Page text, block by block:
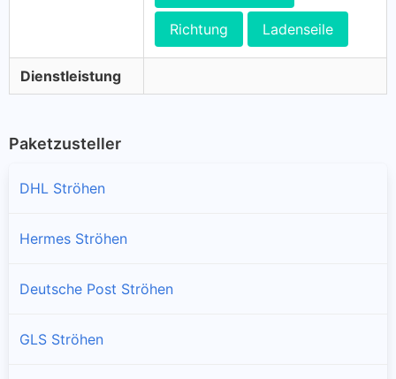
Richtung Ladenseile
Dienstleistung
Paketzusteller
DHL Ströhen
Hermes Ströhen
Deutsche Post Ströhen
GLS Ströhen